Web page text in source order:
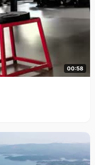
00:58